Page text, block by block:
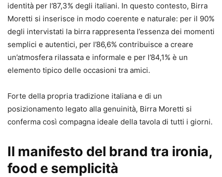
identità per l’87,3% degli italiani. In questo contesto, Birra
Moretti si inserisce in modo coerente e naturale: per il 90%
degli intervistati la birra rappresenta l’essenza dei momenti
semplici e autentici, per l’86,6% contribuisce a creare
un’atmosfera rilassata e informale e per l’84,1% è un
elemento tipico delle occasioni tra amici.
Forte della propria tradizione italiana e di un
posizionamento legato alla genuinità, Birra Moretti si
conferma così compagna ideale della tavola di tutti i giorni.
Il manifesto del brand tra ironia,
food e semplicità